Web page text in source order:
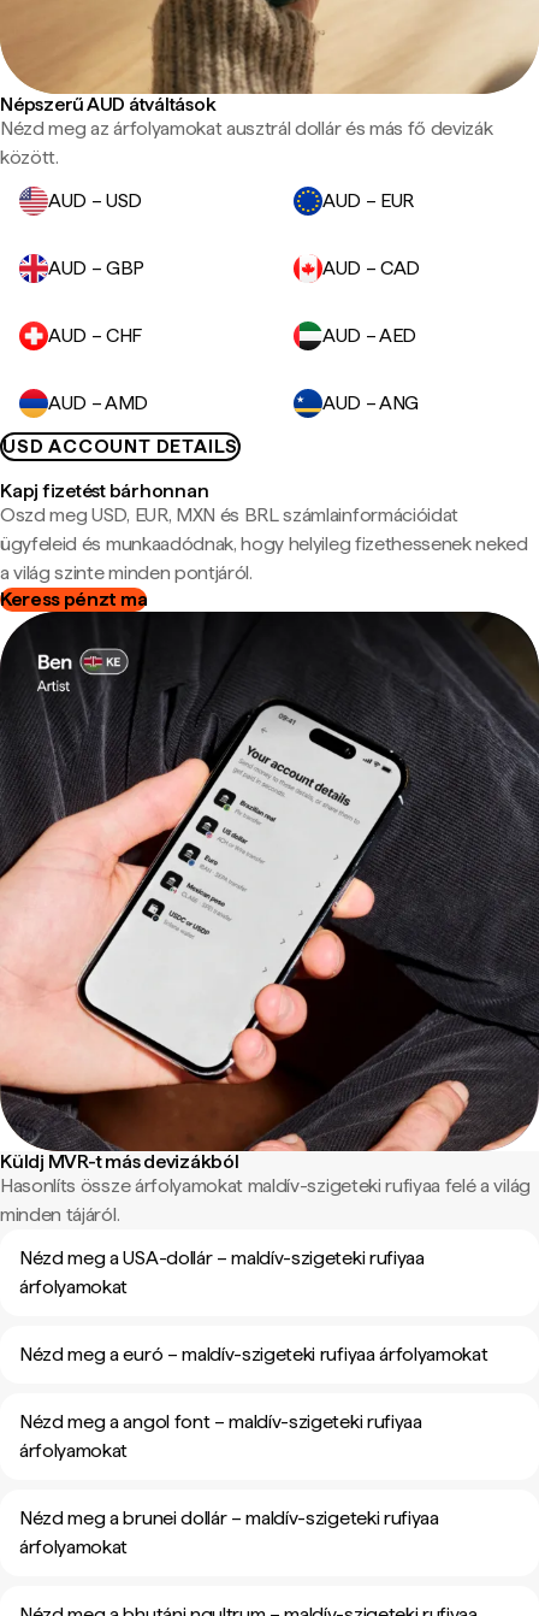
Népszerű AUD átváltások
Nézd meg az árfolyamokat ausztrál dollár és más fő devizák
között.
AUD – USD
AUD – EUR
AUD – GBP AUD – CAD
AUD – CHF AUD – AED
AUD – AMD
AUD – ANG
USD ACCOUNT DETAILS
Kapj fizetést bárhonnan
Oszd meg USD, EUR, MXN és BRL számlainformációidat
ügyfeleid és munkaadódnak, hogy helyileg fizethessenek neked
a világ szinte minden pontjáról.
Keress pénzt ma
Küldj MVR-t más devizákból
Hasonlíts össze árfolyamokat maldív-szigeteki rufiyaa felé a világ
minden tájáról.
Nézd meg a USA-dollár – maldív-szigeteki rufiyaa
árfolyamokat
Nézd meg a euró – maldív-szigeteki rufiyaa árfolyamokat
Nézd meg a angol font – maldív-szigeteki rufiyaa
árfolyamokat
Nézd meg a brunei dollár – maldív-szigeteki rufiyaa
árfolyamokat